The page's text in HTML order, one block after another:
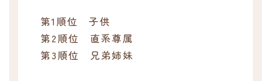
第1順位 子供
第2順位 直系尊属
第3順位 兄弟姉妹